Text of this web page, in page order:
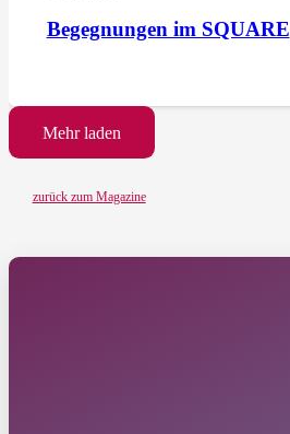
Begegnungen im SQUARE
Mehr laden
zurück zum Magazine